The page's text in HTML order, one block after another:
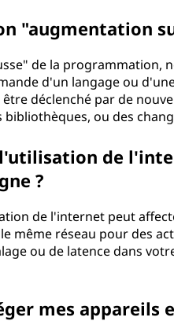
"augmentation
de la programmation,
d'un langage ou
déclenché par de
bibliothèques, ou des
de
?
de l'internet peut
même réseau pour des
ou de latence dans
mes appareils